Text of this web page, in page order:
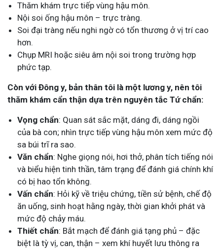
Thăm khám trực tiếp vùng hậu môn.
Nội soi ống hậu môn – trực tràng.
Soi đại tràng nếu nghi ngờ có tổn thương ở vị trí cao
hơn.
Chụp MRI hoặc siêu âm nội soi trong trường hợp
phức tạp.
Còn với Đông y, bản thân tôi là một lương y, nên tôi
thăm khám cẩn thận dựa trên nguyên tắc Tứ chẩn:
Vọng chẩn: Quan sát sắc mặt, dáng đi, dáng ngồi
của bà con; nhìn trực tiếp vùng hậu môn xem mức độ
sa búi trĩ ra sao.
Văn chẩn: Nghe giọng nói, hơi thở, phân tích tiếng nói
và biểu hiện tinh thần, tâm trạng để đánh giá chính khí
có bị hao tổn không.
Vấn chẩn: Hỏi kỹ về triệu chứng, tiền sử bệnh, chế độ
ăn uống, sinh hoạt hằng ngày, thời gian khởi phát và
mức độ chảy máu.
Thiết chẩn: Bắt mạch để đánh giá tạng phủ – đặc
biệt là tỳ vị, can, thận – xem khí huyết lưu thông ra